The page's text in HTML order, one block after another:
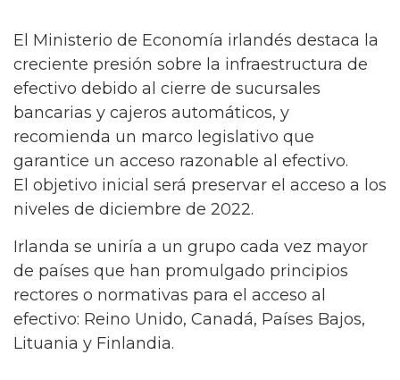
El Ministerio de Economía irlandés destaca la
creciente presión sobre la infraestructura de
efectivo debido al cierre de sucursales
bancarias y cajeros automáticos, y
recomienda un marco legislativo que
garantice un acceso razonable al efectivo.
El objetivo inicial será preservar el acceso a los
niveles de diciembre de 2022.
Irlanda se uniría a un grupo cada vez mayor
de países que han promulgado principios
rectores o normativas para el acceso al
efectivo: Reino Unido, Canadá, Países Bajos,
Lituania y Finlandia.